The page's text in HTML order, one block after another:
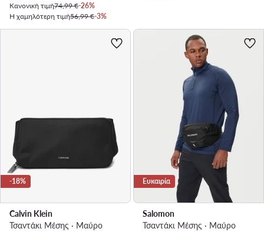
Κανονική τιμή74,99 €-26%
Η χαμηλότερη τιμή56,99 €-3%
-18%
Calvin Klein
Τσαντάκι Μέσης · Μαύρο
Ευκαιρία
Salomon
Τσαντάκι Μέσης · Μαύρο